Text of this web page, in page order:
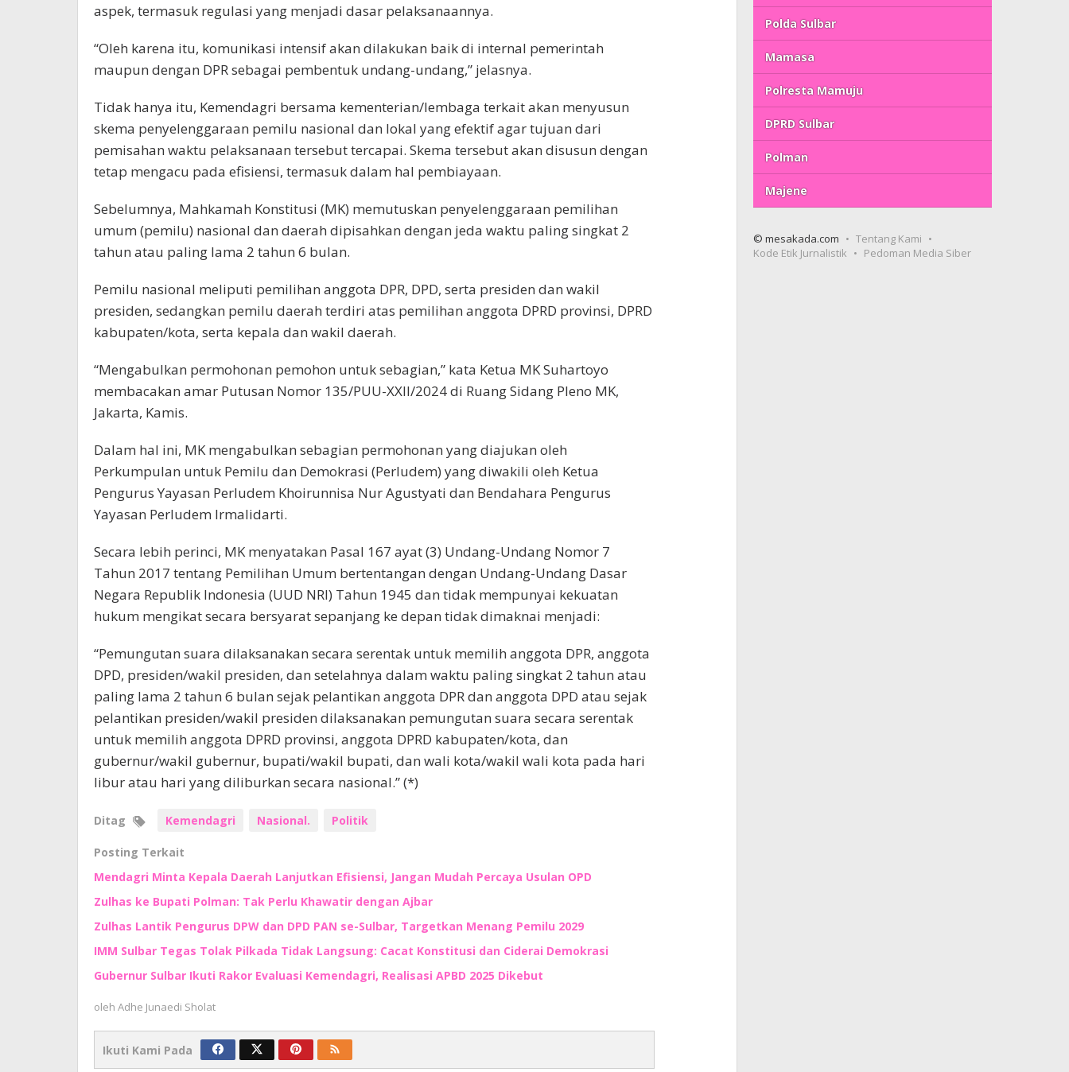
aspek, termasuk regulasi yang menjadi dasar pelaksanaannya.
“Oleh karena itu, komunikasi intensif akan dilakukan baik di internal pemerintah
maupun dengan DPR sebagai pembentuk undang-undang,” jelasnya.
Tidak hanya itu, Kemendagri bersama kementerian/lembaga terkait akan menyusun
skema penyelenggaraan pemilu nasional dan lokal yang efektif agar tujuan dari
pemisahan waktu pelaksanaan tersebut tercapai. Skema tersebut akan disusun dengan
tetap mengacu pada efisiensi, termasuk dalam hal pembiayaan.
Sebelumnya, Mahkamah Konstitusi (MK) memutuskan penyelenggaraan pemilihan
umum (pemilu) nasional dan daerah dipisahkan dengan jeda waktu paling singkat 2
tahun atau paling lama 2 tahun 6 bulan.
Pemilu nasional meliputi pemilihan anggota DPR, DPD, serta presiden dan wakil
presiden, sedangkan pemilu daerah terdiri atas pemilihan anggota DPRD provinsi, DPRD
kabupaten/kota, serta kepala dan wakil daerah.
“Mengabulkan permohonan pemohon untuk sebagian,” kata Ketua MK Suhartoyo
membacakan amar Putusan Nomor 135/PUU-XXII/2024 di Ruang Sidang Pleno MK,
Jakarta, Kamis.
Dalam hal ini, MK mengabulkan sebagian permohonan yang diajukan oleh
Perkumpulan untuk Pemilu dan Demokrasi (Perludem) yang diwakili oleh Ketua
Pengurus Yayasan Perludem Khoirunnisa Nur Agustyati dan Bendahara Pengurus
Yayasan Perludem Irmalidarti.
Secara lebih perinci, MK menyatakan Pasal 167 ayat (3) Undang-Undang Nomor 7
Tahun 2017 tentang Pemilihan Umum bertentangan dengan Undang-Undang Dasar
Negara Republik Indonesia (UUD NRI) Tahun 1945 dan tidak mempunyai kekuatan
hukum mengikat secara bersyarat sepanjang ke depan tidak dimaknai menjadi:
“Pemungutan suara dilaksanakan secara serentak untuk memilih anggota DPR, anggota
DPD, presiden/wakil presiden, dan setelahnya dalam waktu paling singkat 2 tahun atau
paling lama 2 tahun 6 bulan sejak pelantikan anggota DPR dan anggota DPD atau sejak
pelantikan presiden/wakil presiden dilaksanakan pemungutan suara secara serentak
untuk memilih anggota DPRD provinsi, anggota DPRD kabupaten/kota, dan
gubernur/wakil gubernur, bupati/wakil bupati, dan wali kota/wakil wali kota pada hari
libur atau hari yang diliburkan secara nasional.” (*)
Ditag Kemendagri Nasional. Politik
Posting Terkait
Mendagri Minta Kepala Daerah Lanjutkan Efisiensi, Jangan Mudah Percaya Usulan OPD
Zulhas ke Bupati Polman: Tak Perlu Khawatir dengan Ajbar
Zulhas Lantik Pengurus DPW dan DPD PAN se-Sulbar, Targetkan Menang Pemilu 2029
‎IMM Sulbar Tegas Tolak Pilkada Tidak Langsung: Cacat Konstitusi dan Ciderai Demokrasi
Gubernur Sulbar Ikuti Rakor Evaluasi Kemendagri, Realisasi APBD 2025 Dikebut
oleh Adhe Junaedi Sholat
Ikuti Kami Pada
Polda Sulbar
Mamasa
Polresta Mamuju
DPRD Sulbar
Polman
Majene
© mesakada.com
Tentang Kami
Kode Etik Jurnalistik
Pedoman Media Siber